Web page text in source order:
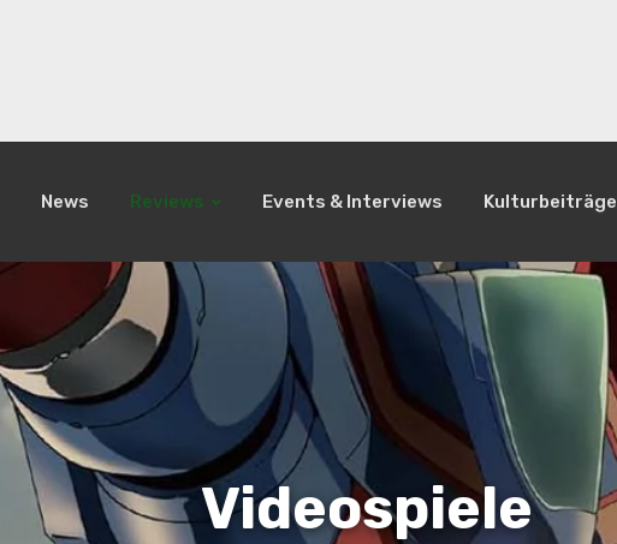
News Reviews Events & Interviews Kulturbeiträge
Videospiele